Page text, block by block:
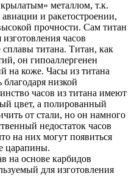
металлом, т.к.
и ракетостроении,
прочности. Сам титан
часов
титана. Титан, как
он гипоаллергенен
на коже. Часы из титана
низкой
часов из титана имеют
цвет, а полированный
от стали, но он намного
недостаток часов
на них могут появиться
царапины.
на основе карбидов
для изготовления